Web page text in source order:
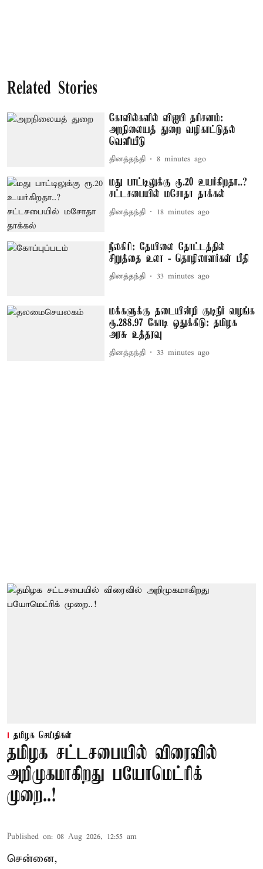
Related Stories
கோவில்களில் விஐபி தரிசனம்:
அறநிலையத் துறை வழிகாட்டுதல்
வெளியீடு
தினத்தந்தி 8 minutes ago
மது பாட்டிலுக்கு ரூ.20 உயர்கிறதா..?
சட்டசபையில் மசோதா தாக்கல்
தினத்தந்தி 18 minutes ago
நீலகிரி: தேயிலை தோட்டத்தில்
சிறுத்தை உலா - தொழிலாளர்கள் பீதி
தினத்தந்தி 33 minutes ago
மக்களுக்கு தடையின்றி குடிநீர் வழங்க
ரூ.288.97 கோடி ஒதுக்கீடு: தமிழக
அரசு உத்தரவு
தினத்தந்தி 33 minutes ago
தமிழக செய்திகள்
தமிழக சட்டசபையில் விரைவில்
அறிமுகமாகிறது பயோமெட்ரிக்
முறை..!
Published on: 08 Aug 2026, 12:55 am
சென்னை,